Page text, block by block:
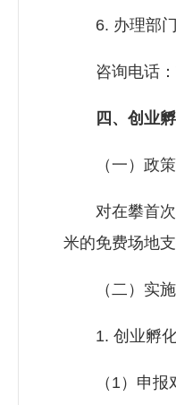
6. 办理部门
咨询电话：
四、创业孵
（一）政策
对在攀首次
米的免费场地
（二）实施
1. 创业孵化
（1）申报对